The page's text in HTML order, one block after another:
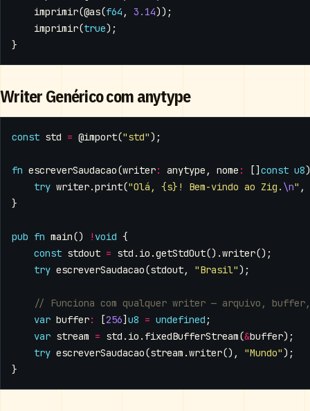
imprimir(@as(f64 , 3.14));
imprimir(true);
}
Writer Genérico com anytype
const std = @import("std");
fn escreverSaudacao(writer: anytype , nome : [] const u8)
try writer.print("Olá, {s}! Bem-vindo ao Zig. \n" ,
}
pub fn main() ! void {
const stdout = std . io .getStdOut().writer();
try escreverSaudacao(stdout, "Brasil");
var buffer: [256] u8 = undefined ;
var stream = std . io . fixedBufferStream(&buffer);
try escreverSaudacao(stream .writer(), "Mundo");
}